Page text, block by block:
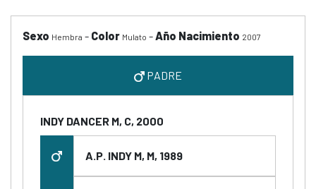
Sexo Hembra - Color Mulato -Año Nacimiento 2007
PADRE
INDY DANCER M, C, 2000
A.P. INDY M, M, 1989